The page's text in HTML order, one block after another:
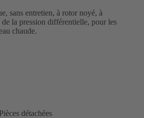
sans entretien, à rotor noyé, à
la pression différentielle, pour les
chaude.
Pièces détachées